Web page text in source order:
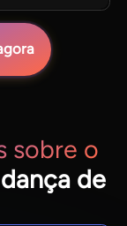
sobre o
de